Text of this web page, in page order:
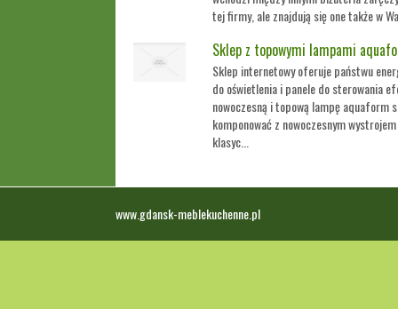
tej firmy, ale znajdują się one także w
Sklep z topowymi lampami
Sklep internetowy oferuje państwu
do oświetlenia i panele do sterowania
nowoczesną i topową lampę aquaform
komponować z nowoczesnym
klasyc...
www.gdansk-meblekuchenne.pl